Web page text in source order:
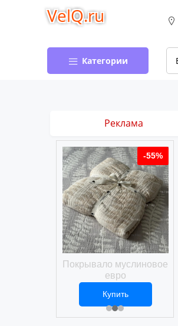
VelQ.ru
Категории
Реклама
-55%
Покрывало муслиновое
евро
2 469 ₽
Купить